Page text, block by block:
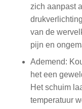
zich aanpast
van de
pijn en
Ademend:
het een
Het schuim
temperatuur